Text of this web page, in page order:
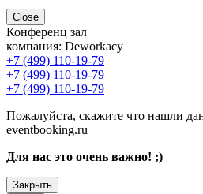
Close
Конференц зал
компания: Deworkacy
+7 (499) 110-19-79
+7 (499) 110-19-79
+7 (499) 110-19-79
Пожалуйста, скажите что нашли
eventbooking.ru
Для нас это очень важно! ;)
Закрыть